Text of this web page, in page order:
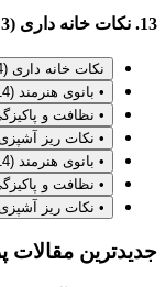
13. نکات خانه داری (3 زیردسته)
نکات خانه داری (44)
• بانوی هنرمند (14)
• نظافت و
• نکات ریز آشپزی
• بانوی هنرمند (14)
• نظافت و
• نکات ریز آشپزی
جدیدترین